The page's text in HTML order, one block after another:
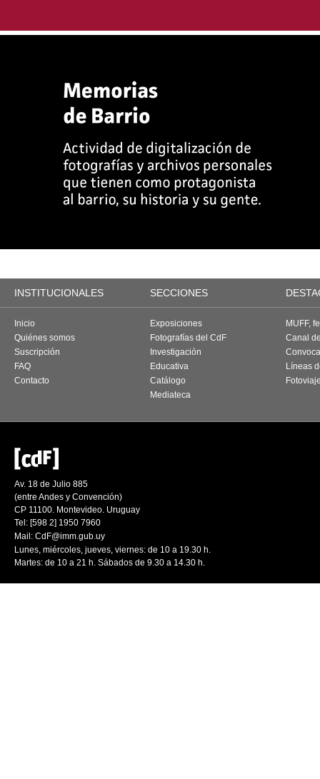
INSTITUCIONALES SECCIONES
Inicio
Quiénes somos
Suscripción
FAQ
Contacto
Exposiciones
Fotografías del CdF
Investigación
Educativa
Catálogo
Mediateca
MUFF,
Canal
Líneas
Av. 18 de Julio 885
(entre Andes y Convención)
CP 11100. Montevideo. Uruguay
Tel: [598 2] 1950 7960
Mail: CdF@imm.gub.uy
Lunes, miércoles, jueves, viernes: de 10 a 19.30 h.
Martes: de 10 a 21 h. Sábados de 9.30 a 14.30 h.